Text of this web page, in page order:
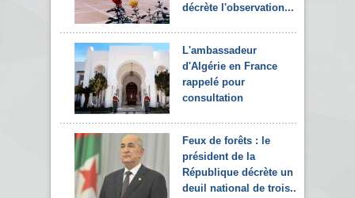
décrète l'observation...
L'ambassadeur
d'Algérie en France
rappelé pour
consultation
Feux de forêts : le
président de la
République décrète un
deuil national de trois...